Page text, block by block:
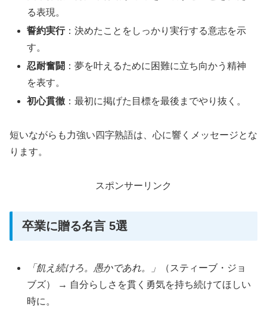
る表現。
誓約実行：決めたことをしっかり実行する意志を示
す。
忍耐奮闘 ：夢を叶えるために困難に立ち向かう精神
を表す。
初心貫徹 ：最初に掲げた目標を最後までやり抜く。
短いながらも力強い四字熟語は、心に響くメッセージとな
ります。
スポンサーリンク
卒業に贈る名言 5選
「飢え続けろ。愚かであれ。」
（スティーブ・ジョ
ブズ） → 自分らしさを貫く勇気を持ち続けてほしい
時に。